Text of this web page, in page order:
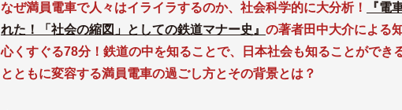
なぜ満員電車で人々はイライラするのか、社会科学的に大分析！
『電
れた！「社会の縮図」としての鉄道マナー史』 の著者田中大介による
心くすぐる78分！鉄道の中を知ることで、日本社会も知ることができ
とともに変容する満員電車の過ごし方とその背景とは？